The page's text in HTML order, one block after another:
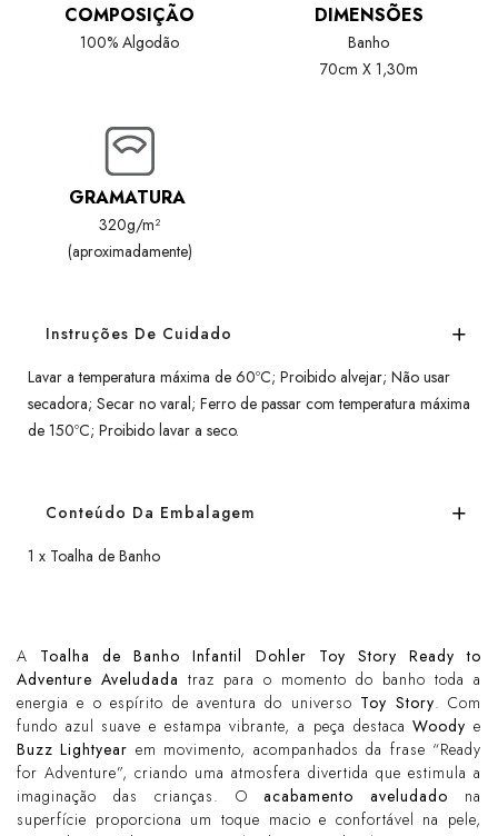
COMPOSIÇÃO
100% Algodão
DIMENSÕES
Banho
70cm X 1,30m
GRAMATURA
320g/m²
(aproximadamente)
Instruções De Cuidado
Lavar a temperatura máxima de 60ºC; Proibido alvejar; Não usar
secadora; Secar no varal; Ferro de passar com temperatura máxima
de 150ºC; Proibido lavar a seco.
Conteúdo Da Embalagem
1 x Toalha de Banho
A Toalha de Banho Infantil Dohler Toy Story Ready to
Adventure Aveludada traz para o momento do banho toda a
energia e o espírito de aventura do universo Toy Story. Com
fundo azul suave e estampa vibrante, a peça destacaWoody e
Buzz Lightyear em movimento, acompanhados da frase “Ready
for Adventure”, criando uma atmosfera divertida que estimula a
imaginação das crianças. Oacabamento aveludado na
superfície proporciona um toque macio e confortável na pele,